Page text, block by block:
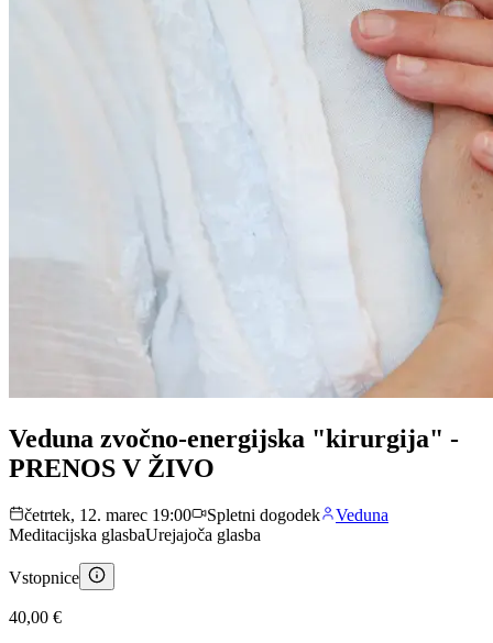
Veduna zvočno-energijska "kirurgija" -
PRENOS V ŽIVO
četrtek, 12. marec 19:00 Spletni dogodek
Veduna
Meditacijska glasbaUrejajoča glasba
Vstopnice
40,00 €